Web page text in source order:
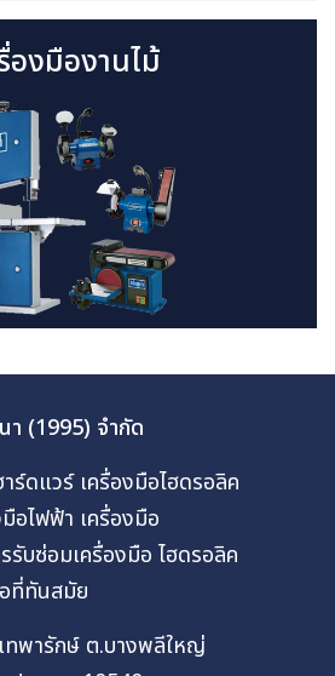
องมืองานไม้
(1995) จำกัด
ร์ดแวร์ เครื่องมือไฮดรอลิค
อไฟฟ้า เครื่องมือ
รับซ่อมเครื่องมือ ไฮดรอลิค
ที่ทันสมัย
พารักษ์ ต.บางพลีใหญ่